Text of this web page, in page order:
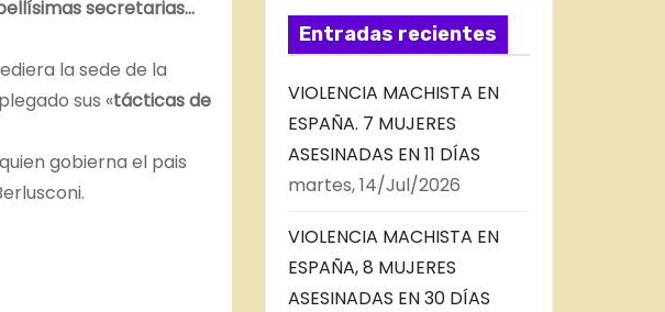
secretarias…
la sede de la
sus «tácticas de
gobierna el pais
Entradas recientes
VIOLENCIA MACHISTA EN
ESPAÑA. 7 MUJERES
ASESINADAS EN 11 DÍAS
martes, 14/Jul/2026
VIOLENCIA MACHISTA EN
ESPAÑA, 8 MUJERES
ASESINADAS EN 30 DÍAS